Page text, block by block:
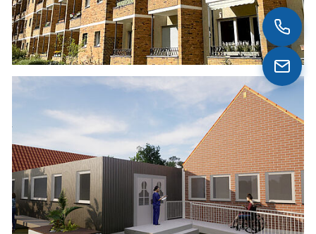
AUGUST-BEBEL-STR. 12 IN BERNAU
Statik zum Dachgeschoss-Neubau &
Kellerdecken-Ertüchtigung
Wärmeschutz zur Baugenehmigung